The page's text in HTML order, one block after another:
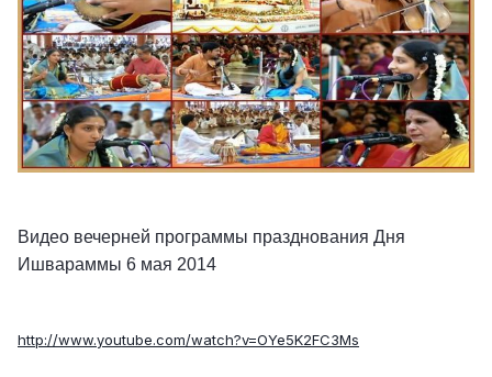
Видео вечерней программы празднования Дня
Ишвараммы 6 мая 2014
http://www.youtube.com/watch?v=OYe5K2FC3Ms